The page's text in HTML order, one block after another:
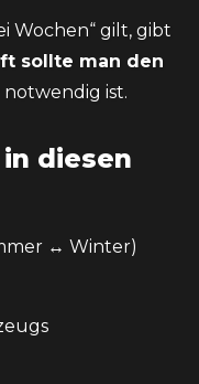
Wochen“ gilt, gibt
sollte man den
ist.
diesen
↔ Winter)